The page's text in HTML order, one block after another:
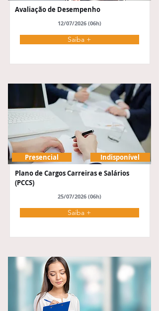
Avaliação de Desempenho
12/07/2026 (06h)
Saiba +
Indisponível
Presencial
Plano de Cargos Carreiras e Salários
(PCCS)
25/07/2026 (06h)
Saiba +